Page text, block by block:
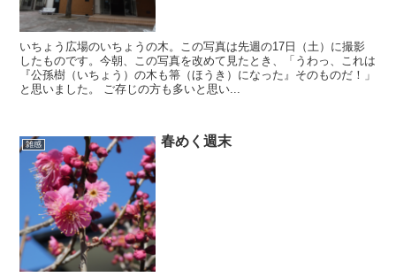
いちょう広場のいちょうの木。この写真は先週の17日（土）に撮影
したものです。今朝、この写真を改めて見たとき、「うわっ、これは
『公孫樹（いちょう）の木も箒（ほうき）になった』そのものだ！」
と思いました。 ご存じの方も多いと思い...
雑感 春めく週末